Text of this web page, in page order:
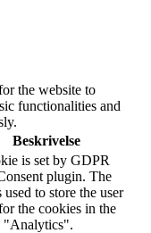
the website to
functionalities and
Beskrivelse
is set by GDPR
plugin. The
to store the user
the cookies in the
"Analytics".